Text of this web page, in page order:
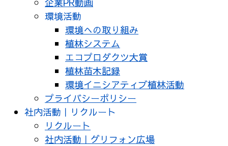
環境活動
環境への取り組み
植林システム
エコプロダクツ大賞
植林苗木記録
環境イニシアティブ植林活動
プライバシーポリシー
社内活動｜リクルート
リクルート
社内活動｜グリフォン広場